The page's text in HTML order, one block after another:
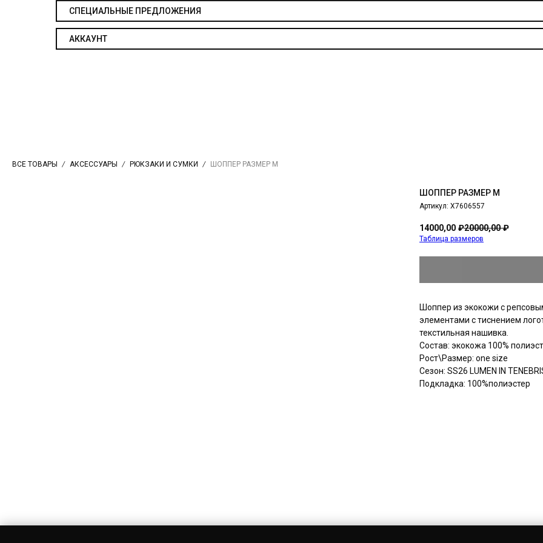
СПЕЦИАЛЬНЫЕ ПРЕДЛОЖЕНИЯ
АККАУНТ
ВСЕ ТОВАРЫ АКСЕССУАРЫ РЮКЗАКИ И СУМКИ ШОППЕР РАЗМЕР М
ШОППЕР РАЗМЕР М
Артикул: X7606557
14000,00 ₽20000,00 ₽
Таблица размеров
Шоппер из экокожи с
элементами с тиснением
текстильная нашивка.
Состав: экокожа 100%
Рост\Размер: one size
Сезон: SS26 LUMEN IN
Подкладка: 100%полиэстер